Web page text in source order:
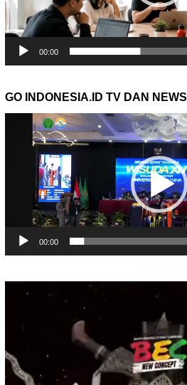
00:00
GO INDONESIA.ID TV DAN NEWS
Pemutar
00:00